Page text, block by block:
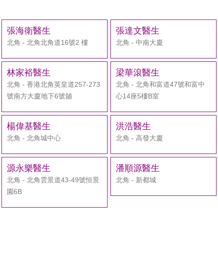
張海衛醫生
北角 - 北角北角道16號2 樓
張達文醫生
北角 - 中南大廈
林家裕醫生
北角 - 香港北角英皇道257-273
號南方大廈地下6號舖
梁華滾醫生
北角 - 北角和富道47號和富中
心14座5樓B室
楊偉基醫生
北角 - 北角城中心
洪浩醫生
北角 - 高發大廈
源永樂醫生
北角 - 北角雲景道43-49號恒景
園6B
潘順源醫生
北角 - 新都城